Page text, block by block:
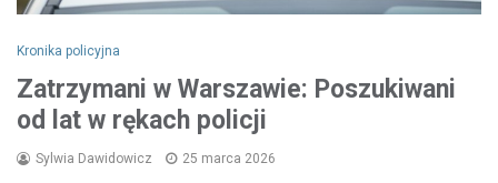
Kronika policyjna
Zatrzymani w Warszawie: Poszukiwani
od lat w rękach policji
Sylwia Dawidowicz 25 marca 2026